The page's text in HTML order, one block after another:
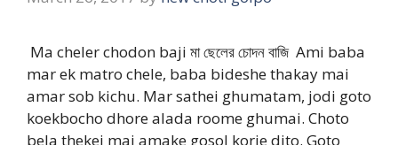
Ma cheler chodon baji মা ছেলের চোদন বাজি Ami baba
mar ek matro chele, baba bideshe thakay mai
amar sob kichu. Mar sathei ghumatam, jodi goto
koekbocho dhore alada roome ghumai. Choto
bela thekei mai amake gosol korie dito. Goto